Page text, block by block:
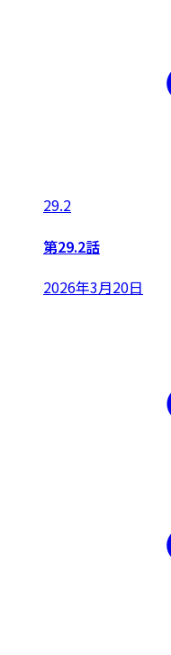
29.2
第29.2話
2026年3月20日